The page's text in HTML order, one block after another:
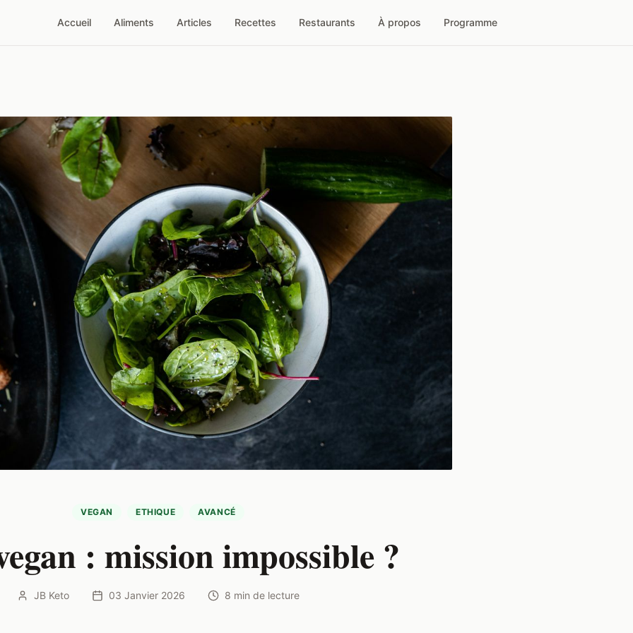
Accueil Aliments Articles Recettes Restaurants À propos Programme
VEGAN ETHIQUE AVANCÉ
: mission impossible ?
JB Keto 03 Janvier 2026 8 min de lecture